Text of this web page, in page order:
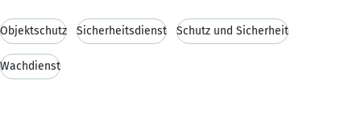
Objektschutz Sicherheitsdienst Schutz und Sicherheit
Wachdienst